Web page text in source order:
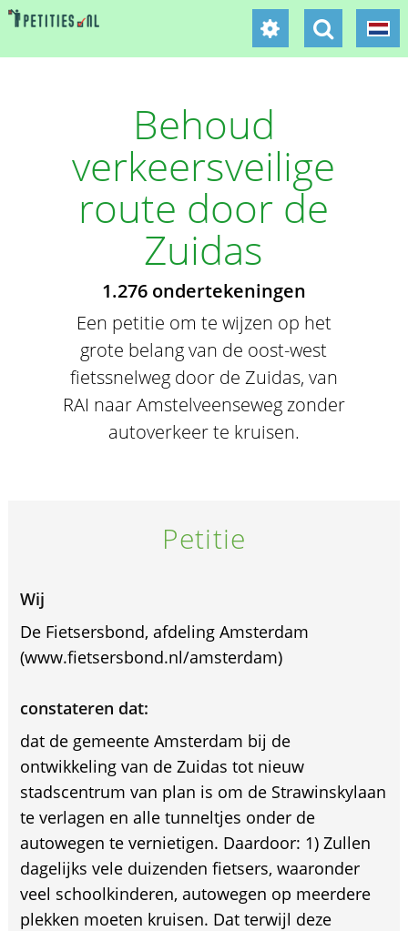
Behoud
verkeersveilige
route door de
Zuidas
1.276 ondertekeningen
Een petitie om te wijzen op het
grote belang van de oost-west
fietssnelweg door de Zuidas, van
RAI naar Amstelveenseweg zonder
autoverkeer te kruisen.
Petitie
Wij
De Fietsersbond, afdeling Amsterdam
(www.fietsersbond.nl/amsterdam)
constateren dat:
dat de gemeente Amsterdam bij de
ontwikkeling van de Zuidas tot nieuw
stadscentrum van plan is om de Strawinskylaan
te verlagen en alle tunneltjes onder de
autowegen te vernietigen. Daardoor: 1) Zullen
dagelijks vele duizenden fietsers, waaronder
veel schoolkinderen, autowegen op meerdere
plekken moeten kruisen. Dat terwijl deze